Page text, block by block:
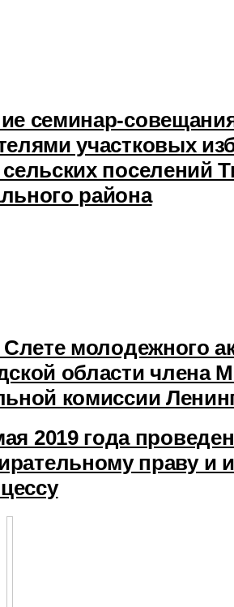
семинар-
участковых
поселений
района
Слете молодежного
области члена
комиссии
2019 года
праву и